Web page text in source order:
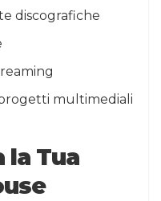
discografiche
multimediali
la Tua